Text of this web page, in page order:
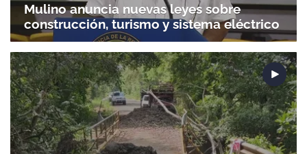
Mulino anuncia nuevas leyes sobre
construcción, turismo y sistema eléctrico